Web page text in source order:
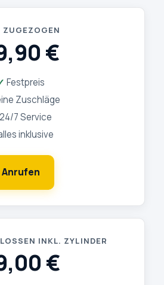
ZUGEZOGEN
€
Festpreis
Zuschläge
24/7 Service
inklusive
Anrufen
INKL. ZYLINDER
€